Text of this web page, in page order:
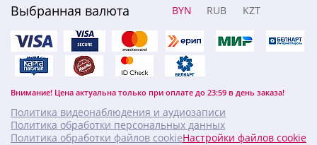
Выбранная валюта BYN RUB KZT
Внимание! Цена актуальна только при оплате до 23:59 в день заказа!
Политика видеонаблюдения и аудиозаписи
Политика обработки персональных данных
Политика обработки файлов cookieНастройки файлов cookie